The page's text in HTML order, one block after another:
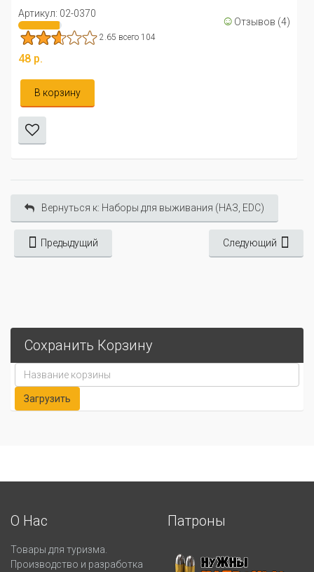
Артикул: 02-0370 ☺ Отзывов (4)
2.65 всего 104
48 р.
В корзину
Вернуться к: Наборы для выживания (НАЗ, EDC)
Предыдущий Следующий
Сохранить Корзину
О Нас
Товары для туризма.
Производство и разработка
Патроны